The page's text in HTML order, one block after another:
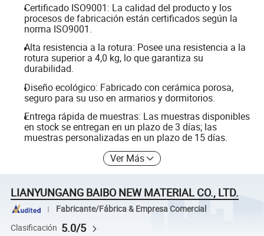
Certificado ISO9001: La calidad del producto y los
procesos de fabricación están certificados según la
norma ISO9001.
Alta resistencia a la rotura: Posee una resistencia a la
rotura superior a 4,0 kg, lo que garantiza su
durabilidad.
Diseño ecológico: Fabricado con cerámica porosa,
seguro para su uso en armarios y dormitorios.
Entrega rápida de muestras: Las muestras disponibles
en stock se entregan en un plazo de 3 días; las
muestras personalizadas en un plazo de 15 días.
Ver Más
LIANYUNGANG BAIBO NEW MATERIAL CO., LTD.
Fabricante/Fábrica & Empresa Comercial
Clasificación 5.0/5